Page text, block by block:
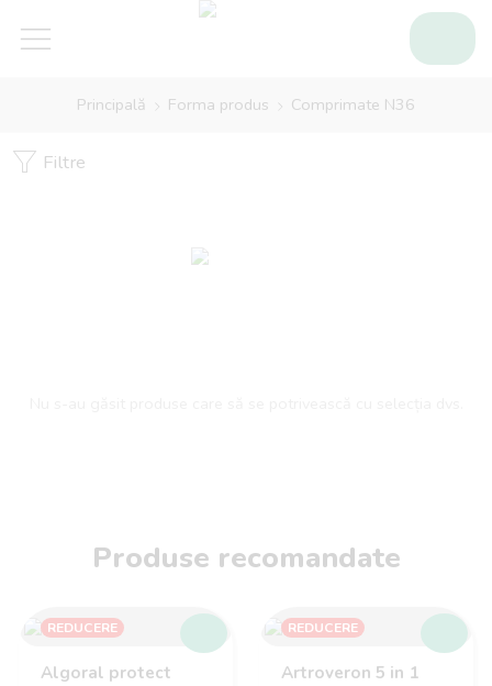
Principală Forma produs Comprimate N36
Filtre
Produse recomandate
REDUCERE
Algoral protect
REDUCERE
Artroveron 5 in 1